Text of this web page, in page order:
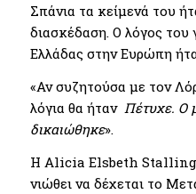
Σπάνια τα κείμενά του
διασκέδαση. Ο λόγος του
Ελλάδας στην Ευρώπη
«Αν συζητούσα με τον
λόγια θα ήταν Πέτυχε. Ο
δικαιώθηκε».
Η Alicia Elsbeth
νιώθει να δέχεται το